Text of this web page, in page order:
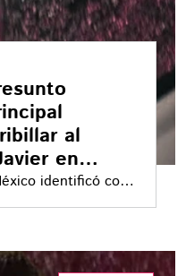
al
en
identificó como
de la matar al